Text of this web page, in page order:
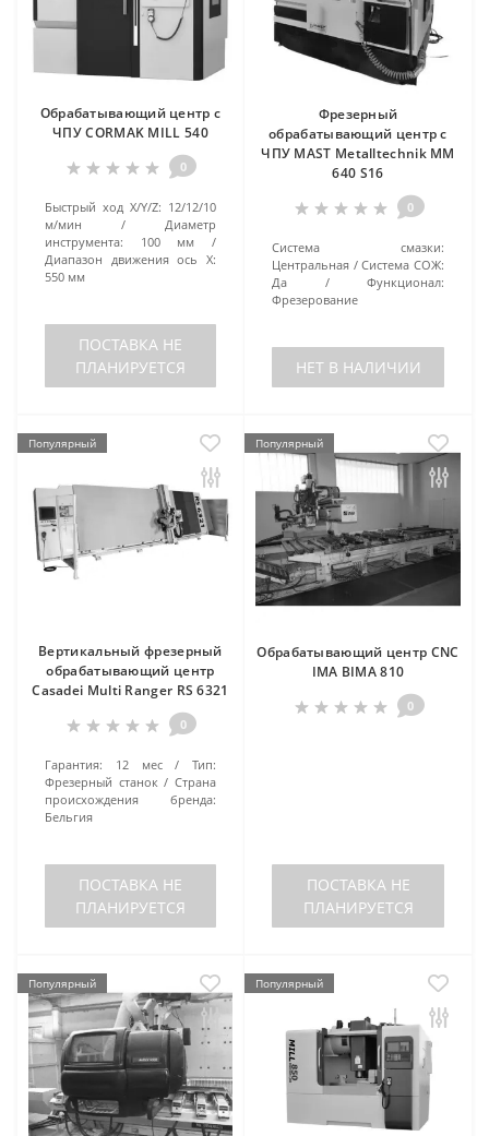
Обрабатывающий центр с
ЧПУ CORMAK MILL 540
0
Быстрый ход X/Y/Z: 12/12/10
м/мин
Диаметр
инструмента:
100 мм
Диапазон движения ось X:
550 мм
ПОСТАВКА НЕ
ПЛАНИРУЕТСЯ
Фрезерный
обрабатывающий центр с
ЧПУ MAST Metalltechnik ММ
640 S16
0
Система смазки:
Центральная
Система СОЖ:
Да
Функционал:
Фрезерование
НЕТ В НАЛИЧИИ
Популярный
Вертикальный фрезерный
обрабатывающий центр
Casadei Multi Ranger RS 6321
0
Гарантия: 12 мес
Тип:
Фрезерный станок
Страна
происхождения бренда:
Бельгия
ПОСТАВКА НЕ
ПЛАНИРУЕТСЯ
Популярный
Обрабатывающий центр CNC
IMA BIMA 810
0
ПОСТАВКА НЕ
ПЛАНИРУЕТСЯ
Популярный Популярный